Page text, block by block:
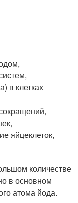
в клетках
яйцеклеток,
количестве
в основном
атома йода.